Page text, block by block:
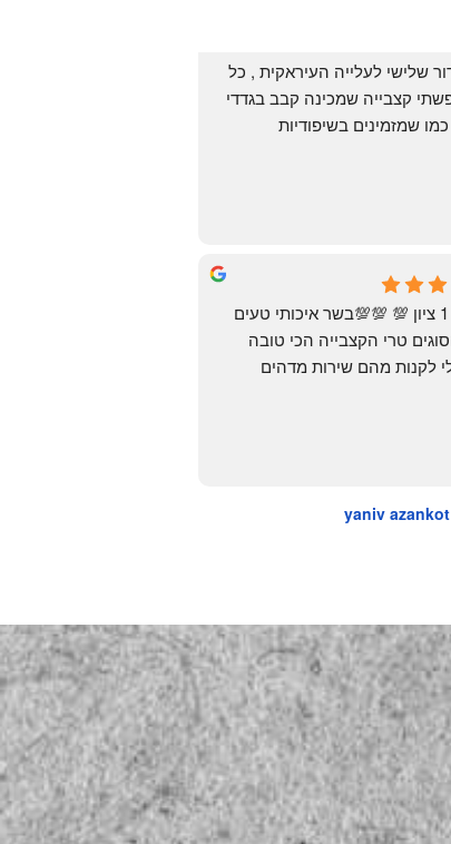
Yonatan Menashe
6 months ago
yaniv azankot